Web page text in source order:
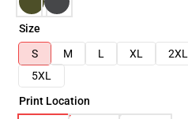
Size
S
M L XL 2XL
5XL
Print Location